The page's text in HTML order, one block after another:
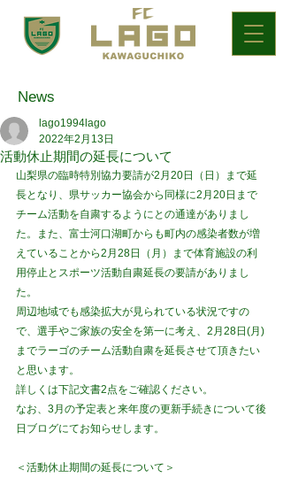
News
活動休止期間の延長について
lago1994lago
2022年2月13日
山梨県の臨時特別協力要請が2月20日（日）まで延
長となり、県サッカー協会から同様に2月20日まで
チーム活動を自粛するようにとの通達がありまし
た。また、富士河口湖町からも町内の感染者数が増
えていることから2月28日（月）まで体育施設の利
用停止とスポーツ活動自粛延長の要請がありまし
た。
周辺地域でも感染拡大が見られている状況ですの
で、選手やご家族の安全を第一に考え、2月28日(月)
までラーゴのチーム活動自粛を延長させて頂きたい
と思います。
詳しくは下記文書2点をご確認ください。
なお、3月の予定表と来年度の更新手続きについて後
日ブログにてお知らせします。
＜活動休止期間の延長について＞